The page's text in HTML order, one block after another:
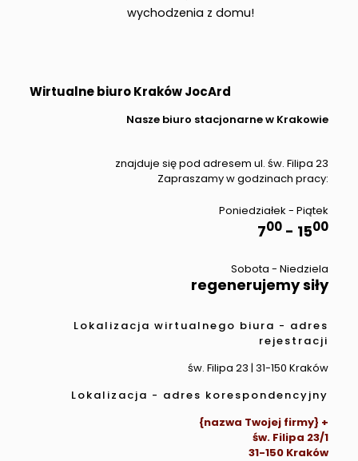
wychodzenia z domu!
Wirtualne biuro Kraków JocArd
Nasze biuro stacjonarne w Krakowie
znajduje się pod adresem ul. św. Filipa 23
Zapraszamy w godzinach pracy:
Poniedziałek - Piątek
700 - 1500
Sobota - Niedziela
regenerujemy siły
Lokalizacja wirtualnego biura - adres
rejestracji
św. Filipa 23 | 31-150 Kraków
Lokalizacja - adres korespondencyjny
{nazwa Twojej firmy} +
św. Filipa 23/1
31-150 Kraków